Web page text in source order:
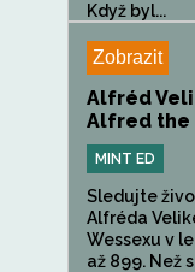
Když byl...
Zobrazit
Alfréd
Alfred the
MINT ED
Sledujte
Alfréda
Wessexu v
až 899. Než